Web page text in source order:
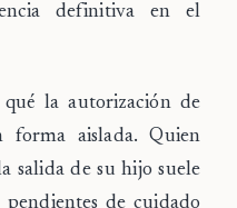
definitiva en el
la autorización de
forma aislada. Quien
salida de su hijo suele
de cuidado